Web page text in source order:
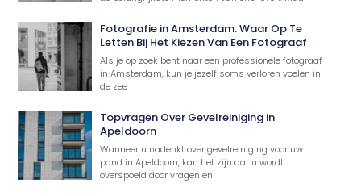
Fotografie in Amsterdam: Waar Op Te
Letten Bij Het Kiezen Van Een Fotograaf
Als je op zoek bent naar een professionele fotograaf
in Amsterdam, kun je jezelf soms verloren voelen in
de zee
Topvragen Over Gevelreiniging in
Apeldoorn
Wanneer u nadenkt over gevelreiniging voor uw
pand in Apeldoorn, kan het zijn dat u wordt
overspoeld door vragen en